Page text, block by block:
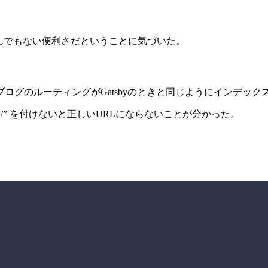
もない便利さだということに気づいた。
グのルーティングがGatsbyのときと同じようにインデック
を付けないと正しいURLにならないことが分かった。